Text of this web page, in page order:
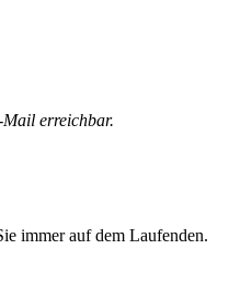
erreichbar.
immer auf dem Laufenden.